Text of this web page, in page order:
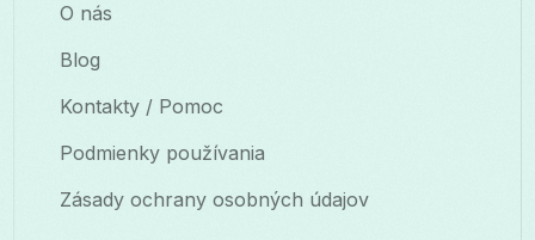
O nás
Blog
Kontakty / Pomoc
Podmienky používania
Zásady ochrany osobných údajov